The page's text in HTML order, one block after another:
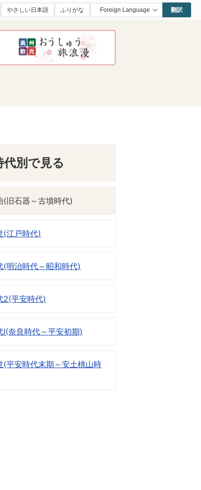
やさしい日本語 ふりがな 翻訳
代別で見る
(旧石器～古墳時代)
(江戸時代)
(明治時代～昭和時代)
2(平安時代)
I(奈良時代～平安初期)
(平安時代末期～安土桃山時